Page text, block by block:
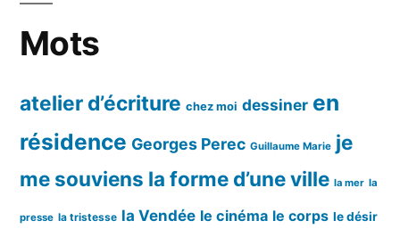
Mots
atelier d’écriture chez moi dessiner en
résidence Georges Perec Guillaume Marie je
me souviens la forme d’une ville la mer la
presse la tristesse la Vendée le cinéma le corps le désir